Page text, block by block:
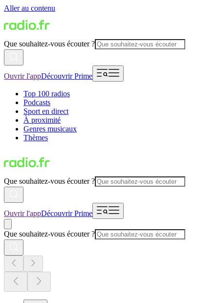
Aller au contenu
Que souhaitez-vous écouter ?
Ouvrir l'appDécouvrir Prime
Top 100 radios
Podcasts
Sport en direct
À proximité
Genres musicaux
Thèmes
Que souhaitez-vous écouter ?
Ouvrir l'appDécouvrir Prime
Que souhaitez-vous écouter ?